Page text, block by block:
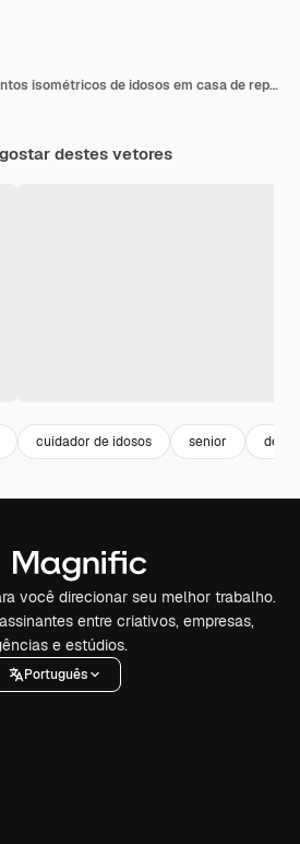
Conjunto de elementos isométricos de idosos em casa de repouso
destes vetores
cuidador de idosos senior
você direcionar seu melhor trabalho.
entre criativos, empresas,
e estúdios.
Português